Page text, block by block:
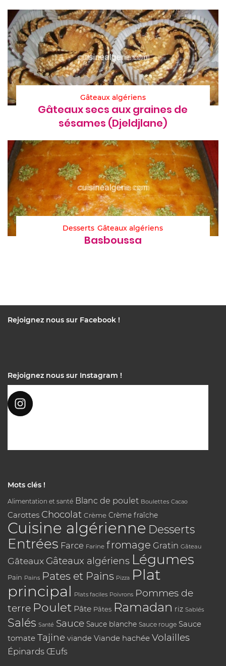
Gâteaux algériens
Gâteaux secs aux graines de
sésames (Djeldjlane)
Desserts Gâteaux algériens
Basboussa
Rejoignez nous sur Facebook !
Rejoignez nous sur Instagram !
Mots clés !
Alimentation et santé Blanc de poulet Boulettes Cacao
Carottes Chocolat Crème Crème fraîche
Cuisine algérienne Desserts
Entrées Farce Farine fromage Gratin Gâteau
Gâteaux Gâteaux algériens Légumes
Pain Pains Pates et Pains Pizza Plat
principal Plats faciles Poivrons Pommes de
terre Poulet Pâte Pâtes Ramadan riz Sablés
Salés Santé Sauce Sauce blanche Sauce rouge Sauce
tomate Tajine viande Viande hachée Volailles
Épinards Œufs